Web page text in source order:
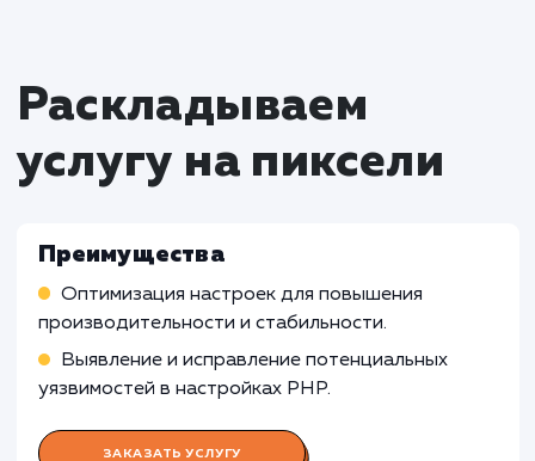
Малые статические веб-сайты
сайт является простым, статическим и не
излишним. В этом случае, общие
настройки PHP часто являются
для правильной работы.
Использование альтернативных
разработаны с использованием